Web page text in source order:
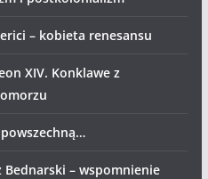
– kobieta renesansu
XIV. Konklawe z
Bednarski – wspomnienie